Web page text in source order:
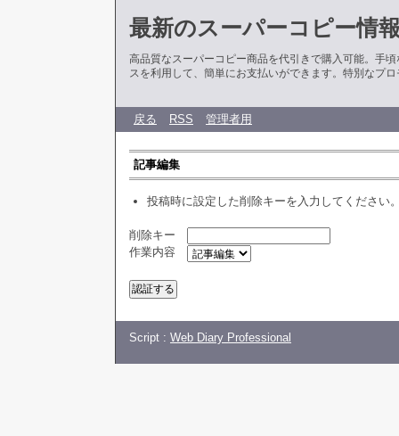
最新のスーパーコピー情
高品質なスーパーコピー商品を代引きで購入可能。手
スを利用して、簡単にお支払いができます。特別なプ
戻る RSS 管理者用
記事編集
投稿時に設定した削除キーを入力してください
削除キー
作業内容
Script : Web Diary Professional